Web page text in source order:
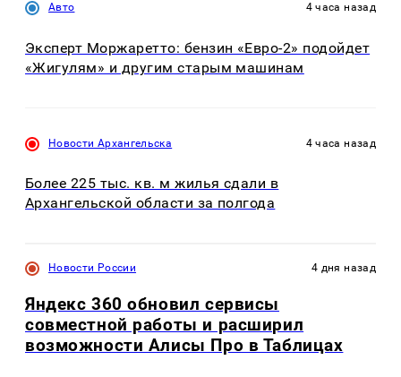
Авто 4 часа назад
Эксперт Моржаретто: бензин «Евро-2» подойдет
«Жигулям» и другим старым машинам
Новости Архангельска 4 часа назад
Более 225 тыс. кв. м жилья сдали в
Архангельской области за полгода
Новости России 4 дня назад
Яндекс 360 обновил сервисы
совместной работы и расширил
возможности Алисы Про в Таблицах